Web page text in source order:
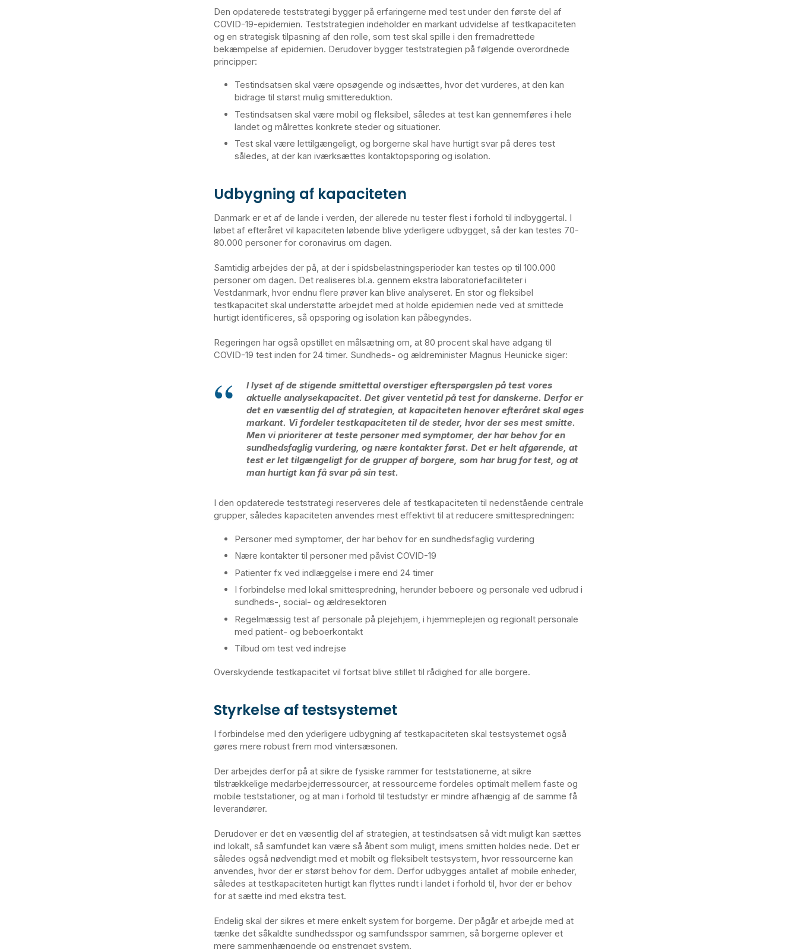
Den opdaterede teststrategi bygger på erfaringerne med test under den første del af
COVID-19-epidemien. Teststrategien indeholder en markant udvidelse af testkapaciteten
og en strategisk tilpasning af den rolle, som test skal spille i den fremadrettede
bekæmpelse af epidemien. Derudover bygger teststrategien på følgende overordnede
principper:
Testindsatsen skal være opsøgende og indsættes, hvor det vurderes, at den kan
bidrage til størst mulig smittereduktion.
Testindsatsen skal være mobil og fleksibel, således at test kan gennemføres i hele
landet og målrettes konkrete steder og situationer.
Test skal være lettilgængeligt, og borgerne skal have hurtigt svar på deres test
således, at der kan iværksættes kontaktopsporing og isolation.
Udbygning af kapaciteten
Danmark er et af de lande i verden, der allerede nu tester flest i forhold til indbyggertal. I
løbet af efteråret vil kapaciteten løbende blive yderligere udbygget, så der kan testes 70-
80.000 personer for coronavirus om dagen.
Samtidig arbejdes der på, at der i spidsbelastningsperioder kan testes op til 100.000
personer om dagen. Det realiseres bl.a. gennem ekstra laboratoriefaciliteter i
Vestdanmark, hvor endnu flere prøver kan blive analyseret. En stor og fleksibel
testkapacitet skal understøtte arbejdet med at holde epidemien nede ved at smittede
hurtigt identificeres, så opsporing og isolation kan påbegyndes.
Regeringen har også opstillet en målsætning om, at 80 procent skal have adgang til
COVID-19 test inden for 24 timer. Sundheds- og ældreminister Magnus Heunicke siger:
I lyset af de stigende smittettal overstiger efterspørgslen på test vores
aktuelle analysekapacitet. Det giver ventetid på test for danskerne. Derfor er
det en væsentlig del af strategien, at kapaciteten henover efteråret skal øges
markant. Vi fordeler testkapaciteten til de steder, hvor der ses mest smitte.
Men vi prioriterer at teste personer med symptomer, der har behov for en
sundhedsfaglig vurdering, og nære kontakter først. Det er helt afgørende, at
test er let tilgængeligt for de grupper af borgere, som har brug for test, og at
man hurtigt kan få svar på sin test.
I den opdaterede teststrategi reserveres dele af testkapaciteten til nedenstående centrale
grupper, således kapaciteten anvendes mest effektivt til at reducere smittespredningen:
Personer med symptomer, der har behov for en sundhedsfaglig vurdering
Nære kontakter til personer med påvist COVID-19
Patienter fx ved indlæggelse i mere end 24 timer
I forbindelse med lokal smittespredning, herunder beboere og personale ved udbrud i
sundheds-, social- og ældresektoren
Regelmæssig test af personale på plejehjem, i hjemmeplejen og regionalt personale
med patient- og beboerkontakt
Tilbud om test ved indrejse
Overskydende testkapacitet vil fortsat blive stillet til rådighed for alle borgere.
Styrkelse af testsystemet
I forbindelse med den yderligere udbygning af testkapaciteten skal testsystemet også
gøres mere robust frem mod vintersæsonen.
Der arbejdes derfor på at sikre de fysiske rammer for teststationerne, at sikre
tilstrækkelige medarbejderressourcer, at ressourcerne fordeles optimalt mellem faste og
mobile teststationer, og at man i forhold til testudstyr er mindre afhængig af de samme få
leverandører.
Derudover er det en væsentlig del af strategien, at testindsatsen så vidt muligt kan sættes
ind lokalt, så samfundet kan være så åbent som muligt, imens smitten holdes nede. Det er
således også nødvendigt med et mobilt og fleksibelt testsystem, hvor ressourcerne kan
anvendes, hvor der er størst behov for dem. Derfor udbygges antallet af mobile enheder,
således at testkapaciteten hurtigt kan flyttes rundt i landet i forhold til, hvor der er behov
for at sætte ind med ekstra test.
Endelig skal der sikres et mere enkelt system for borgerne. Der pågår et arbejde med at
tænke det såkaldte sundhedsspor og samfundsspor sammen, så borgerne oplever et
mere sammenhængende og enstrenget system.